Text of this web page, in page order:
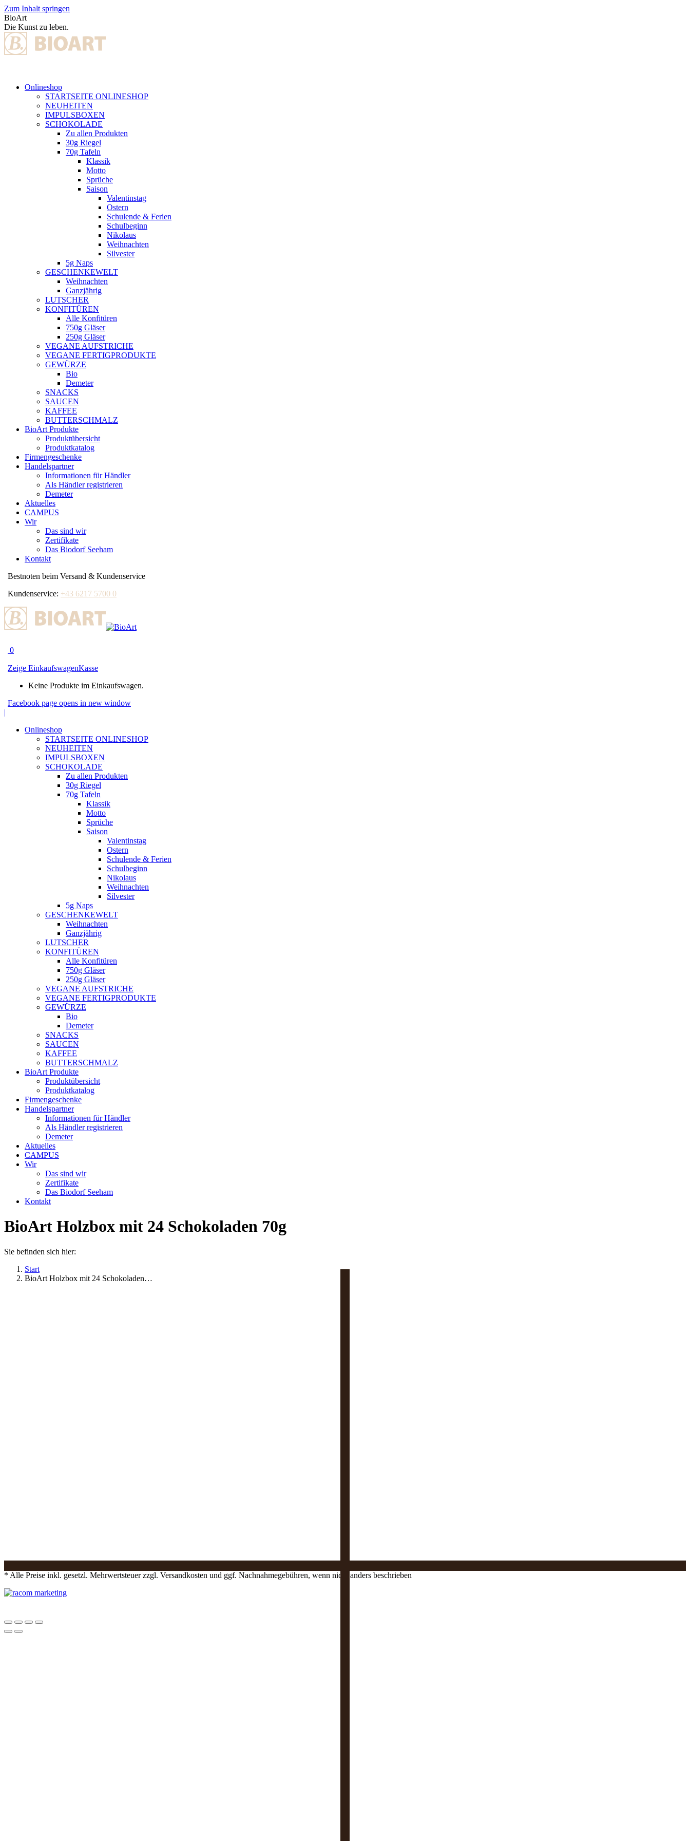
Zum Inhalt springen
BioArt
Die Kunst zu leben.
Onlineshop
STARTSEITE ONLINESHOP
NEUHEITEN
IMPULSBOXEN
SCHOKOLADE
Zu allen Produkten
30g Riegel
70g Tafeln
Klassik
Motto
Sprüche
Saison
Valentinstag
Ostern
Schulende & Ferien
Schulbeginn
Nikolaus
Weihnachten
Silvester
5g Naps
GESCHENKEWELT
Weihnachten
Ganzjährig
LUTSCHER
KONFITÜREN
Alle Konfitüren
750g Gläser
250g Gläser
VEGANE AUFSTRICHE
VEGANE FERTIGPRODUKTE
GEWÜRZE
Bio
Demeter
SNACKS
SAUCEN
KAFFEE
BUTTERSCHMALZ
BioArt Produkte
Produktübersicht
Produktkatalog
Firmengeschenke
Handelspartner
Informationen für Händler
Als Händler registrieren
Demeter
Aktuelles
CAMPUS
Wir
Das sind wir
Zertifikate
Das Biodorf Seeham
Kontakt
Bestnoten beim Versand & Kundenservice
Kundenservice: +43 6217 5700 0
0
Zeige EinkaufswagenKasse
Keine Produkte im Einkaufswagen.
Facebook page opens in new window
|
Onlineshop
STARTSEITE ONLINESHOP
NEUHEITEN
IMPULSBOXEN
SCHOKOLADE
Zu allen Produkten
30g Riegel
70g Tafeln
Klassik
Motto
Sprüche
Saison
Valentinstag
Ostern
Schulende & Ferien
Schulbeginn
Nikolaus
Weihnachten
Silvester
5g Naps
GESCHENKEWELT
Weihnachten
Ganzjährig
LUTSCHER
KONFITÜREN
Alle Konfitüren
750g Gläser
250g Gläser
VEGANE AUFSTRICHE
VEGANE FERTIGPRODUKTE
GEWÜRZE
Bio
Demeter
SNACKS
SAUCEN
KAFFEE
BUTTERSCHMALZ
BioArt Produkte
Produktübersicht
Produktkatalog
Firmengeschenke
Handelspartner
Informationen für Händler
Als Händler registrieren
Demeter
Aktuelles
CAMPUS
Wir
Das sind wir
Zertifikate
Das Biodorf Seeham
Kontakt
BioArt Holzbox mit 24 Schokoladen 70g
Sie befinden sich hier:
Start
BioArt Holzbox mit 24 Schokoladen…
* Alle Preise inkl. gesetzl. Mehrwertsteuer zzgl. Versandkosten und ggf. Nachnahmegebühren, wenn nicht anders beschrieben